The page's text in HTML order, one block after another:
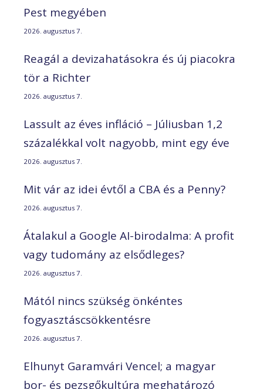
Pest megyében
2026. augusztus 7.
Reagál a devizahatásokra és új piacokra
tör a Richter
2026. augusztus 7.
Lassult az éves infláció – Júliusban 1,2
százalékkal volt nagyobb, mint egy éve
2026. augusztus 7.
Mit vár az idei évtől a CBA és a Penny?
2026. augusztus 7.
Átalakul a Google AI-birodalma: A profit
vagy tudomány az elsődleges?
2026. augusztus 7.
Mától nincs szükség önkéntes
fogyasztáscsökkentésre
2026. augusztus 7.
Elhunyt Garamvári Vencel; a magyar
bor- és pezsgőkultúra meghatározó